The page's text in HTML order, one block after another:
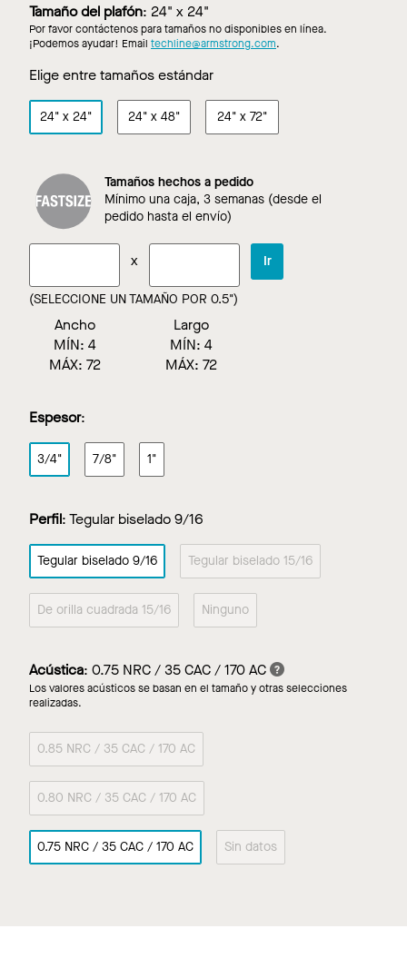
Tamaño del plafón: 24" x 24"
Por favor contáctenos para tamaños no disponibles en línea.
¡Podemos ayudar! Email techline@armstrong.com.
Elige entre tamaños estándar
24" x 24" 24" x 48" 24" x 72"
Tamaños hechos a pedido
Mínimo una caja, 3 semanas (desde el
pedido hasta el envío)
x Ir
(SELECCIONE UN TAMAÑO POR 0.5")
Ancho
MÍN: 4
MÁX: 72
Largo
MÍN: 4
MÁX: 72
Espesor:
3/4" 7/8" 1"
Perfil:Tegular biselado 9/16
Tegular biselado 9/16 Tegular biselado 15/16
De orilla cuadrada 15/16 Ninguno
Acústica: 0.75 NRC / 35 CAC / 170 AC
Los valores acústicos se basan en el tamaño y otras selecciones
realizadas.
0.85 NRC / 35 CAC / 170 AC
0.80 NRC / 35 CAC / 170 AC
0.75 NRC / 35 CAC / 170 AC Sin datos